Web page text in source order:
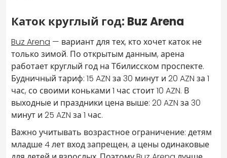
Каток круглый год: Buz Arena
Buz Arena — вариант для тех, кто хочет каток не
только зимой. По открытым данным, арена
работает круглый год на Тбилисском проспекте.
Будничный тариф: 15 AZN за 30 минут и 20 AZN за 1
час, со своими коньками 1 час стоит 10 AZN. В
выходные и праздники цена выше: 20 AZN за 30
минут и 25 AZN за 1 час.
Важно учитывать возрастное ограничение: детям
младше 4 лет вход запрещен, а цены одинаковые